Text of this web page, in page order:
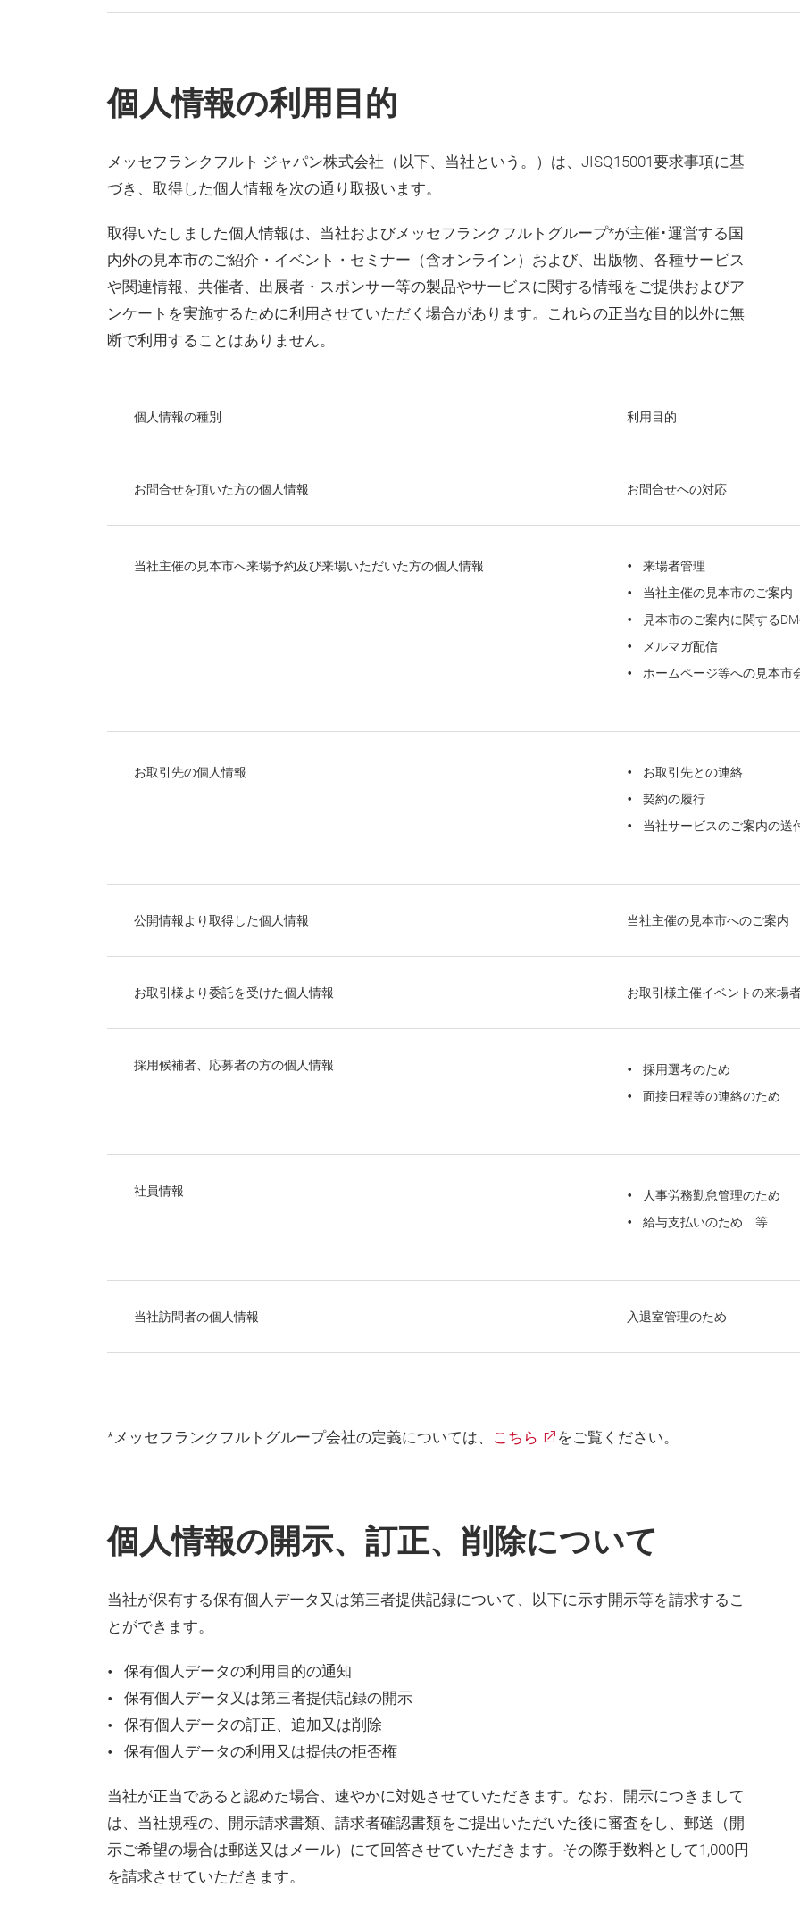
個人情報の利用目的
メッセフランクフルト ジャパン株式会社（以下、当社という。）は、JISQ15001要求事項に基
づき、取得した個人情報を次の通り取扱います。
取得いたしました個人情報は、当社およびメッセフランクフルトグループ*が主催･運営する国
内外の見本市のご紹介・イベント・セミナー（含オンライン）および、出版物、各種サービス
や関連情報、共催者、出展者・スポンサー等の製品やサービスに関する情報をご提供およびア
ンケートを実施するために利用させていただく場合があります。これらの正当な目的以外に無
断で利用することはありません。
個人情報の種別 利用目的
お問合せを頂いた方の個人情報 お問合せへの対応
当社主催の見本市へ来場予約及び来場いただいた方の個人情報
来場者管理
当社主催の見本市のご案内
見本市のご案内に関する
メルマガ配信
ホームページ等への見本
お取引先の個人情報
お取引先との連絡
契約の履行
当社サービスのご案内の送
公開情報より取得した個人情報 当社主催の見本市へのご案内
お取引様より委託を受けた個人情報 お取引様主催イベントの来場
採用候補者、応募者の方の個人情報
採用選考のため
面接日程等の連絡のため
社員情報
人事労務勤怠管理のため
給与支払いのため 等
当社訪問者の個人情報 入退室管理のため
*メッセフランクフルトグループ会社の定義については、 こちら をご覧ください。
個人情報の開示、訂正、削除について
当社が保有する保有個人データ又は第三者提供記録について、以下に示す開示等を請求するこ
とができます。
保有個人データの利用目的の通知
保有個人データ又は第三者提供記録の開示
保有個人データの訂正、追加又は削除
保有個人データの利用又は提供の拒否権
当社が正当であると認めた場合、速やかに対処させていただきます。なお、開示につきまして
は、当社規程の、開示請求書類、請求者確認書類をご提出いただいた後に審査をし、郵送（開
示ご希望の場合は郵送又はメール）にて回答させていただきます。その際手数料として1,000円
を請求させていただきます。